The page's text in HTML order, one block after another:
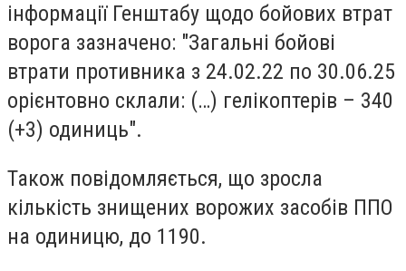
інформації Генштабу щодо бойових втрат
ворога зазначено: "Загальні бойові
втрати противника з 24.02.22 по 30.06.25
орієнтовно склали: (…) гелікоптерів – 340
(+3) одиниць".
Також повідомляється, що зросла
кількість знищених ворожих засобів ППО
на одиницю, до 1190.